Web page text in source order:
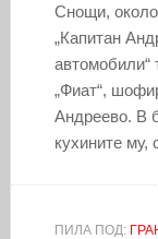
Снощи, около
„Капитан
автомобили“
„Фиат“,
Андреево. В
кухините му,
ПИЛА ПОД: